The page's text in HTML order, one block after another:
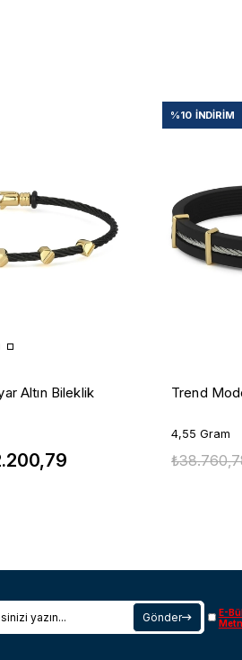
Altın Bileklik Trend
4,55 Gram
%10 İNDIRIM
Gönder E-